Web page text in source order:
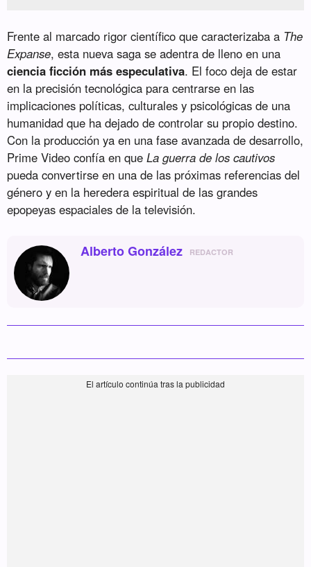
Frente al marcado rigor científico que caracterizaba a The
Expanse, esta nueva saga se adentra de lleno en una
ciencia ficción más especulativa. El foco deja de estar
en la precisión tecnológica para centrarse en las
implicaciones políticas, culturales y psicológicas de una
humanidad que ha dejado de controlar su propio destino.
Con la producción ya en una fase avanzada de desarrollo,
Prime Video confía en queLa guerra de los cautivos
pueda convertirse en una de las próximas referencias del
género y en la heredera espiritual de las grandes
epopeyas espaciales de la televisión.
Alberto González REDACTOR